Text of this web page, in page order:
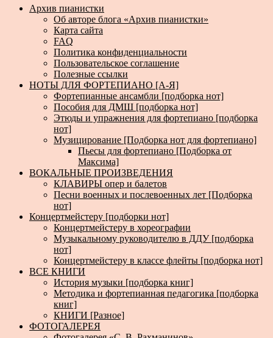
Архив пианистки
Об авторе блога «Архив пианистки»
Карта сайта
FAQ
Политика конфиденциальности
Пользовательское соглашение
Полезные ссылки
НОТЫ ДЛЯ ФОРТЕПИАНО [А-Я]
Фортепианные ансамбли [подборка нот]
Пособия для ДМШ [подборка нот]
Этюды и упражнения для фортепиано [подборка
нот]
Музицирование [Подборка нот для фортепиано]
Пьесы для фортепиано [Подборка от
Максима]
ВОКАЛЬНЫЕ ПРОИЗВЕДЕНИЯ
КЛАВИРЫ опер и балетов
Песни военных и послевоенных лет [Подборка
нот]
Концертмейстеру [подборки нот]
Концертмейстеру в хореографии
Музыкальному руководителю в ДДУ [подборка
нот]
Концертмейстеру в классе флейты [подборка нот]
ВСЕ КНИГИ
История музыки [подборка книг]
Методика и фортепианная педагогика [подборка
книг]
КНИГИ [Разное]
ФОТОГАЛЕРЕЯ